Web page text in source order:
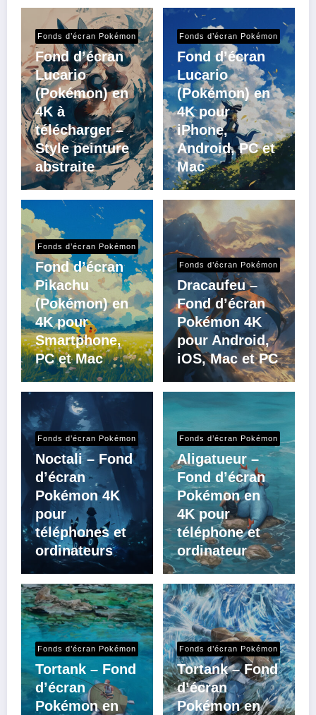
Fonds d’écran Pokémon
Fond d’écran
Lucario
(Pokémon) en
4K à
télécharger –
Style peinture
abstraite
Fonds d’écran Pokémon
Fond d’écran
Lucario
(Pokémon) en
4K pour
iPhone,
Android, PC et
Mac
Fonds d’écran Pokémon
Fond d’écran
Pikachu
(Pokémon) en
4K pour
Smartphone,
PC et Mac
Fonds d’écran Pokémon
Dracaufeu –
Fond d’écran
Pokémon 4K
pour Android,
iOS, Mac et PC
Fonds d’écran Pokémon
Noctali – Fond
d’écran
Pokémon 4K
pour
téléphones et
ordinateurs
Fonds d’écran Pokémon
Aligatueur –
Fond d’écran
Pokémon en
4K pour
téléphone et
ordinateur
Fonds d’écran Pokémon
Tortank – Fond
d’écran
Pokémon en
Fonds d’écran Pokémon
Tortank – Fond
d’écran
Pokémon en